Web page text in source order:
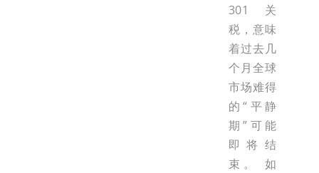
301关
税，意味
着过去几
个月全球
市场难得
的“平静
期”可能
即将结
束。 如